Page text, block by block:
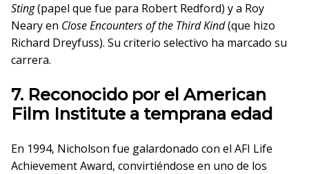
Sting(papel que fue para Robert Redford) y a Roy
Neary en Close Encounters of the Third Kind(que hizo
Richard Dreyfuss). Su criterio selectivo ha marcado su
carrera.
7. Reconocido por el American
Film Institute a temprana edad
En 1994, Nicholson fue galardonado con el AFI Life
Achievement Award, convirtiéndose en uno de los